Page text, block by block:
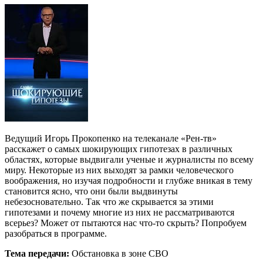
Ведущий Игорь Прокопенко на телеканале «Рен-тв»
расскажет о самых шокирующих гипотезах в различных
областях, которые выдвигали ученые и журналисты по всему
миру. Некоторые из них выходят за рамки человеческого
воображения, но изучая подробности и глубже вникая в тему
становится ясно, что они были выдвинуты
небезосновательно. Так что же скрывается за этими
гипотезами и почему многие из них не рассматриваются
всерьез? Может от пытаются нас что-то скрыть? Попробуем
разобраться в программе.
Тема передачи: Обстановка в зоне СВО